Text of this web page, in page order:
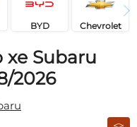
BYD Chevrolet
Subaru
2026